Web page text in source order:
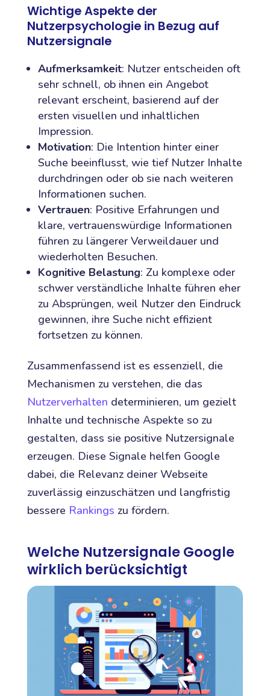
Wichtige Aspekte der
Nutzerpsychologie in Bezug auf
Nutzersignale
Aufmerksamkeit: Nutzer entscheiden oft
sehr schnell, ob ihnen ein Angebot
relevant erscheint, basierend auf der
ersten visuellen und inhaltlichen
Impression.
Motivation: Die Intention hinter einer
Suche beeinflusst, wie tief Nutzer Inhalte
durchdringen oder ob sie nach weiteren
Informationen suchen.
Vertrauen: Positive Erfahrungen und
klare, vertrauenswürdige Informationen
führen zu längerer Verweildauer und
wiederholten Besuchen.
Kognitive Belastung: Zu komplexe oder
schwer verständliche Inhalte führen eher
zu Absprüngen, weil Nutzer den Eindruck
gewinnen, ihre Suche nicht effizient
fortsetzen zu können.
Zusammenfassend ist es essenziell, die
Mechanismen zu verstehen, die das
Nutzerverhalten determinieren, um gezielt
Inhalte und technische Aspekte so zu
gestalten, dass sie positive Nutzersignale
erzeugen. Diese Signale helfen Google
dabei, die Relevanz deiner Webseite
zuverlässig einzuschätzen und langfristig
bessere Rankings zu fördern.
Welche Nutzersignale Google
wirklich berücksichtigt